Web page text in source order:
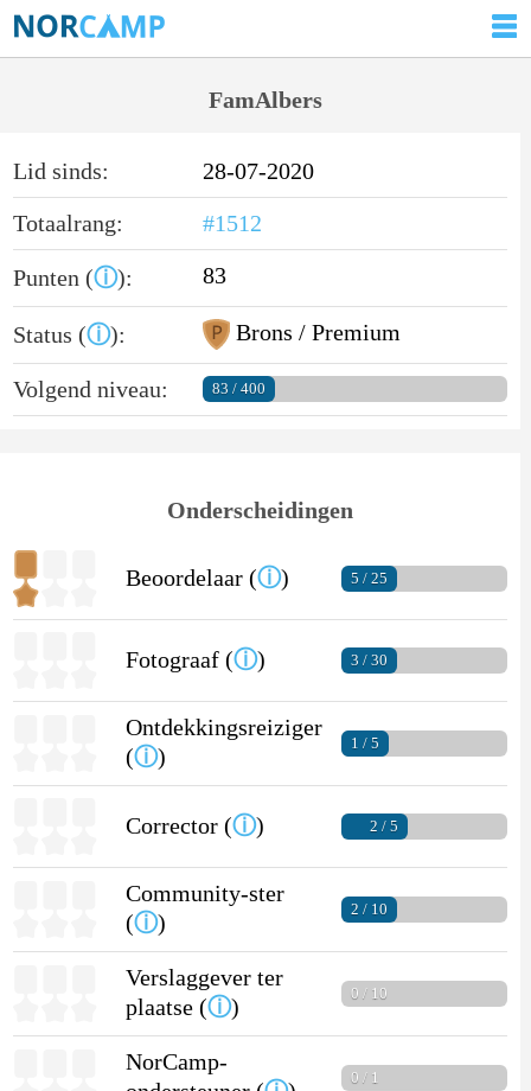
FamAlbers
Lid sinds:
28-07-2020
Totaalrang:
#1512
Punten (ⓘ): 83
Status (ⓘ): Brons / Premium
Volgend niveau: 83 / 400
Onderscheidingen
Beoordelaar (ⓘ) 5 / 25
Fotograaf (ⓘ) 3 / 30
Ontdekkingsreiziger
(ⓘ)
1 / 5
Corrector (ⓘ) 2 / 5
Community-ster
(ⓘ)
2 / 10
Verslaggever ter
plaatse (ⓘ)
0 / 10
NorCamp-
0 / 1